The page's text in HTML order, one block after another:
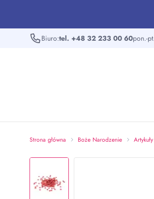
Biuro:tel. +48 32 233 00 60pon.-
Strona główna Boże Narodzenie